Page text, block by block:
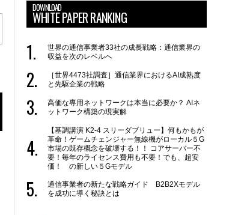
DOWNLOAD
WHITE PAPER RANKING
世界の通信事業者33社の成長戦略：通信業界の
収益を次のレベルへ
［世界4473社調査］通信業界におけるAI成熟度
と先駆企業の戦略
高価な専用ネットワークは本当に必要か？ AIネ
ットワーク構築の現実解
【基調講演 K2-4 スリーダブリュー】何もかもが
革命！ゲームチェンジャー無線機がローカル５G
市場の既存概念を破壊する！！ コアサーバー不
要！毎年のライセンス費用も不要！でも、超安
価！ の新しい５Gモデル
通信事業者の新たな戦略ガイド B2B2Xモデル
を成功に導く秘訣とは